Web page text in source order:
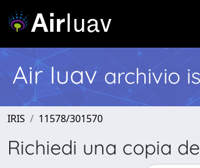
Air Iuav archivio
IRIS 11578/301570
Richiedi una copia